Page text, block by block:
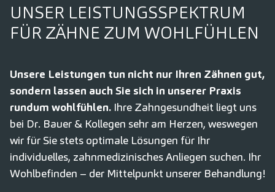
UNSER LEISTUNGSSPEKTRUM
FÜR ZÄHNE ZUM WOHLFÜHLEN
Unsere Leistungen tun nicht nur Ihren Zähnen gut,
sondern lassen auch Sie sich in unserer Praxis
rundum wohlfühlen. Ihre Zahngesundheit liegt uns
bei Dr. Bauer & Kollegen sehr am Herzen, weswegen
wir für Sie stets optimale Lösungen für Ihr
individuelles, zahnmedizinisches Anliegen suchen. Ihr
Wohlbefinden – der Mittelpunkt unserer Behandlung!